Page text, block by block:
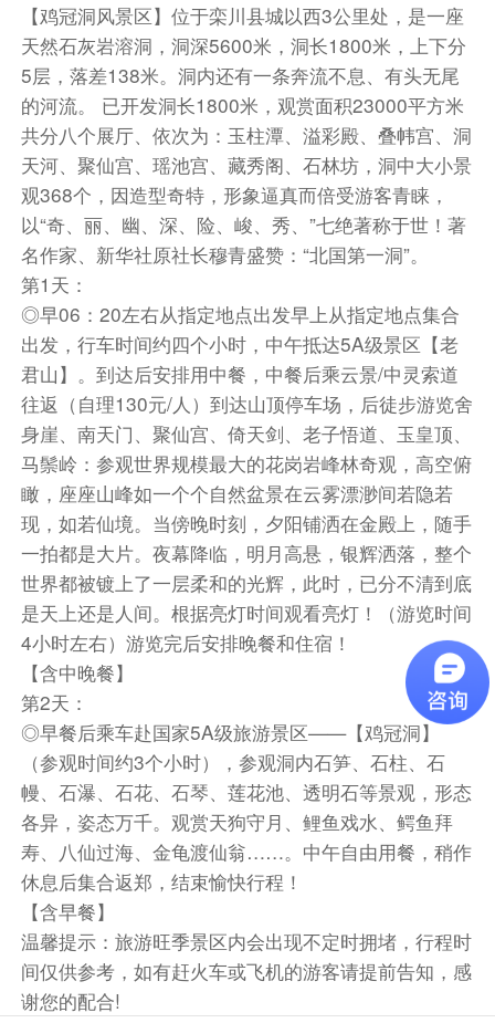
【鸡冠洞风景区】位于栾川县城以西3公里处，是一座
天然石灰岩溶洞，洞深5600米，洞长1800米，上下分
5层，落差138米。洞内还有一条奔流不息、有头无尾
的河流。 已开发洞长1800米，观赏面积23000平方米
共分八个展厅、依次为：玉柱潭、溢彩殿、叠帏宫、洞
天河、聚仙宫、瑶池宫、藏秀阁、石林坊，洞中大小景
观368个，因造型奇特，形象逼真而倍受游客青睐，
以“奇、丽、幽、深、险、峻、秀、”七绝著称于世！著
名作家、新华社原社长穆青盛赞：“北国第一洞”。
第1天：
◎早06：20左右从指定地点出发早上从指定地点集合
出发，行车时间约四个小时，中午抵达5A级景区【老
君山】。到达后安排用中餐，中餐后乘云景/中灵索道
往返（自理130元/人）到达山顶停车场，后徒步游览舍
身崖、南天门、聚仙宫、倚天剑、老子悟道、玉皇顶、
马鬃岭：参观世界规模最大的花岗岩峰林奇观，高空俯
瞰，座座山峰如一个个自然盆景在云雾漂渺间若隐若
现，如若仙境。当傍晚时刻，夕阳铺洒在金殿上，随手
一拍都是大片。夜幕降临，明月高悬，银辉洒落，整个
世界都被镀上了一层柔和的光辉，此时，已分不清到底
是天上还是人间。根据亮灯时间观看亮灯！（游览时间
4小时左右）游览完后安排晚餐和住宿！
【含中晚餐】
第2天：
◎早餐后乘车赴国家5A级旅游景区——【鸡冠洞】
（参观时间约3个小时），参观洞内石笋、石柱、石
幔、石瀑、石花、石琴、莲花池、透明石等景观，形态
各异，姿态万千。观赏天狗守月、鲤鱼戏水、鳄鱼拜
寿、八仙过海、金龟渡仙翁……。中午自由用餐，稍作
休息后集合返郑，结束愉快行程！
【含早餐】
温馨提示：旅游旺季景区内会出现不定时拥堵，行程时
间仅供参考，如有赶火车或飞机的游客请提前告知，感
谢您的配合!